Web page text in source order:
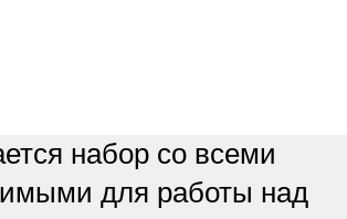
набор со всеми
для работы над